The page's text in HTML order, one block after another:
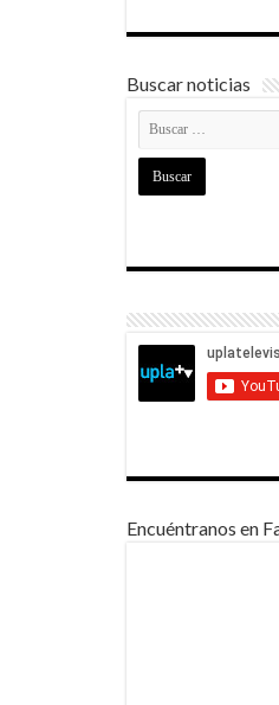
Buscar noticias
Encuéntranos en